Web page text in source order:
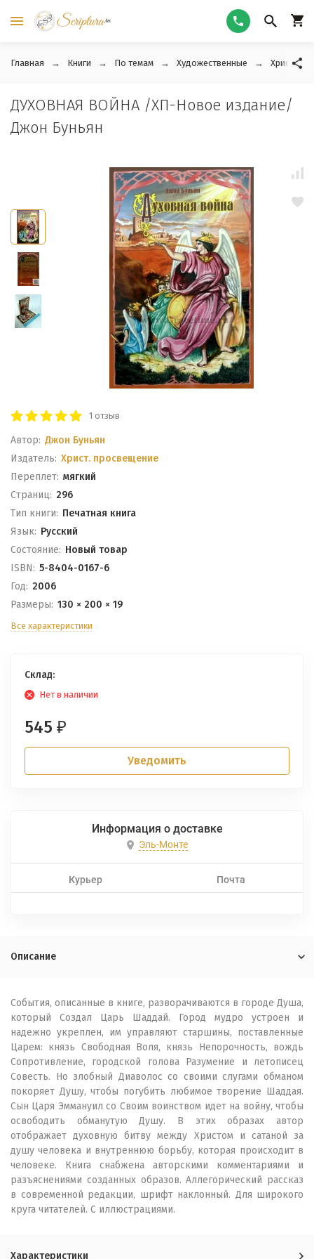
Главная Книги По темам Художественные
ДУХОВНАЯ ВОЙНА /ХП-Новое издание/
Джон Буньян
1 отзыв
Автор: Джон Буньян
Издатель: Христ. просвещение
Переплет: мягкий
Cтраниц: 296
Тип книги: Печатная книга
Язык: Русский
Состояние: Новый товар
ISBN: 5-8404-0167-6
Год: 2006
Размеры: 130 × 200 × 19
Все характеристики
Склад:
Нет в наличии
545 ₽
Уведомить
Информация о доставке
Эль-Монте
Курьер Почта
Описание
События, описанные в книге, разворачиваются в городе Душа,
который Создал Царь Шаддай. Город мудро устроен и
надежно укреплен, им управляют старшины, поставленные
Царем: князь Свободная Воля, князь Непорочность, вождь
Сопротивление, городской голова Разумение и летописец
Совесть. Но злобный Диаволос со своими слугами обманом
покоряет Душу, чтобы погубить любимое творение Шаддая.
Сын Царя Эммануил со Своим воинством идет на войну, чтобы
освободить обманутую Душу. В этих образах автор
отображает духовную битву между Христом и сатаной за
душу человека и внутреннюю борьбу, которая происходит в
человеке. Книга снабжена авторскими комментариями и
разъяснениями созданных образов. Аллегорический рассказ
в современной редакции, шрифт наклонный. Для широкого
круга читателей. С иллюстрациями.
Характеристики